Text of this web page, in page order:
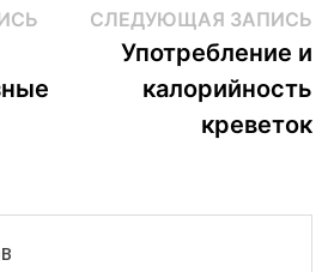
Предыдущая
СЛЕДУЮЩАЯ ЗАПИСЬ
Употребление и
калорийность
креветок